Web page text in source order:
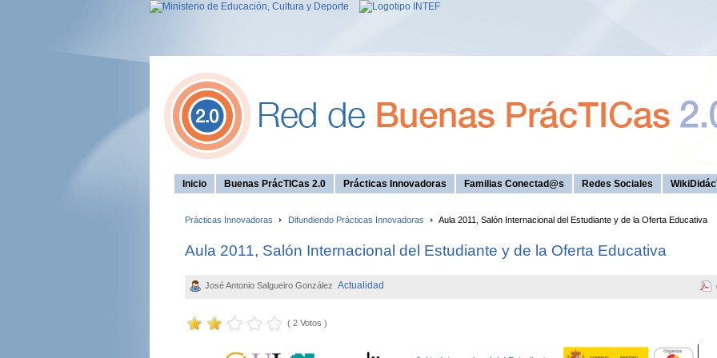
Inicio Buenas PrácTICas 2.0 Prácticas Innovadoras Familias Conectad@s Redes Sociales
Prácticas Innovadoras Difundiendo Prácticas Innovadoras Aula 2011, Salón Internacional del Estudiante y de la Oferta Educativa
Aula 2011, Salón Internacional del Estudiante y de la Oferta Educativa
José Antonio Salgueiro González Actualidad
( 2 Votos )